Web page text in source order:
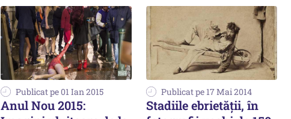
Publicat pe 01 Ian 2015
Anul Nou 2015:
Publicat pe 17 Mai 2014
Stadiile ebrietății, în